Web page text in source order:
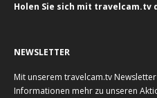
Holen Sie sich mit travelcam.tv
NEWSLETTER
Mit unserem travelcam.tv
Informationen mehr zu unseren